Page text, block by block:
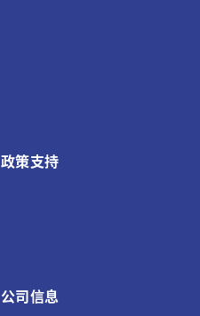
政策支持
公司信息